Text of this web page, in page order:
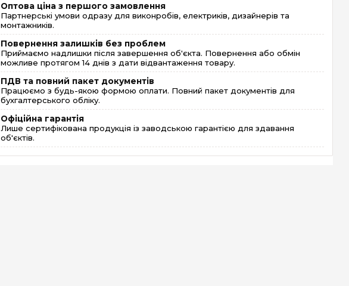
Оптова ціна з першого замовлення
Партнерські умови одразу для виконробів, електриків, дизайнерів та
монтажників.
Повернення залишків без проблем
Приймаємо надлишки після завершення об'єкта. Повернення або обмін
можливе протягом 14 днів з дати відвантаження товару.
ПДВ та повний пакет документів
Працюємо з будь-якою формою оплати. Повний пакет документів для
бухгалтерського обліку.
Офіційна гарантія
Лише сертифікована продукція із заводською гарантією для здавання
об'єктів.